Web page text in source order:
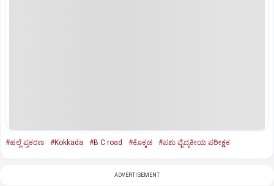
#ಹಲ್ಲೆ ಪ್ರಕರಣ #Kokkada #B C road #ಕೊಕ್ಕಡ #ಪಶು ವೈದ್ಯಕೀಯ ಪರೀಕ್ಷಕ
ADVERTISEMENT